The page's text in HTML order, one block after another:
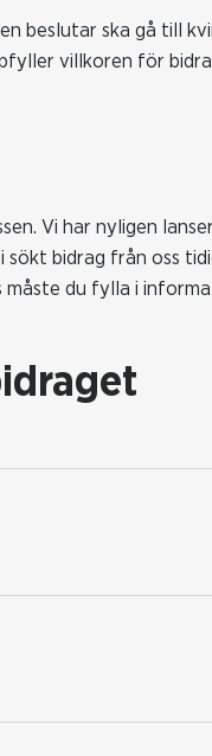
beslutar ska gå till
villkoren för
Vi har nyligen
bidrag från oss
måste du fylla i